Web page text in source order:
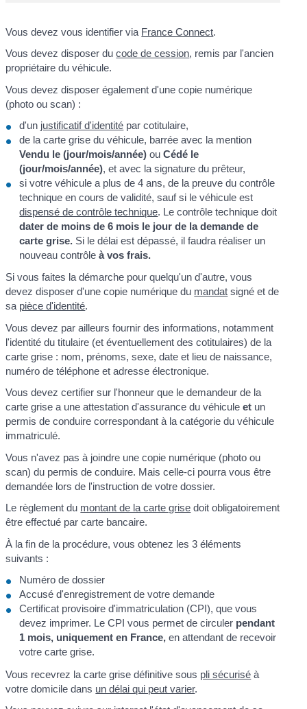
Vous devez vous identifier via France Connect.
Vous devez disposer ducode de cession, remis par l'ancien
propriétaire du véhicule.
Vous devez disposer également d'une copie numérique
(photo ou scan) :
d'un justificatif d'identité par cotitulaire,
de la carte grise du véhicule, barrée avec la mention
Vendu le (jour/mois/année) ouCédé le
(jour/mois/année), et avec la signature du prêteur,
si votre véhicule a plus de 4 ans, de la preuve du contrôle
technique en cours de validité, sauf si le véhicule est
dispensé de contrôle technique. Le contrôle technique doit
dater de moins de 6 mois le jour de la demande de
carte grise. Si le délai est dépassé, il faudra réaliser un
nouveau contrôleà vos frais.
Si vous faites la démarche pour quelqu'un d'autre, vous
devez disposer d'une copie numérique du mandat signé et de
sa pièce d'identité.
Vous devez par ailleurs fournir des informations, notamment
l'identité du titulaire (et éventuellement des cotitulaires) de la
carte grise : nom, prénoms, sexe, date et lieu de naissance,
numéro de téléphone et adresse électronique.
Vous devez certifier sur l'honneur que le demandeur de la
carte grise a une attestation d'assurance du véhiculeet un
permis de conduire correspondant à la catégorie du véhicule
immatriculé.
Vous n'avez pas à joindre une copie numérique (photo ou
scan) du permis de conduire. Mais celle-ci pourra vous être
demandée lors de l'instruction de votre dossier.
Le règlement du montant de la carte grise doit obligatoirement
être effectué par carte bancaire.
À la fin de la procédure, vous obtenez les 3 éléments
suivants :
Numéro de dossier
Accusé d'enregistrement de votre demande
Certificat provisoire d'immatriculation (CPI), que vous
devez imprimer. Le CPI vous permet de circuler pendant
1 mois, uniquement en France, en attendant de recevoir
votre carte grise.
Vous recevrez la carte grise définitive sous pli sécurisé à
votre domicile dans un délai qui peut varier.